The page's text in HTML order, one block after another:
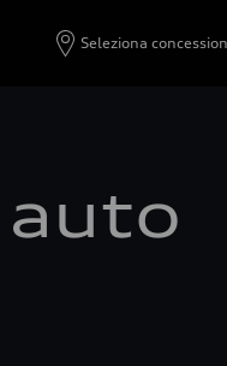
Seleziona